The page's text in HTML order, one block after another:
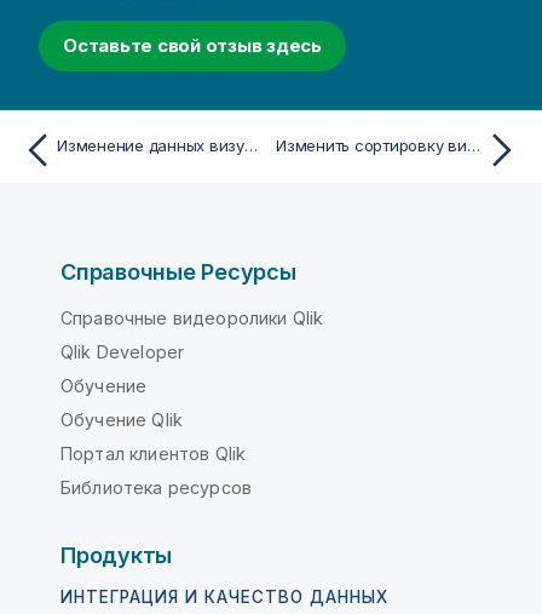
Оставьте свой отзыв здесь
Изменение данных визуализации Изменить сортировку визуализации
Справочные Ресурсы
Справочные видеоролики Qlik
Qlik Developer
Обучение
Обучение Qlik
Портал клиентов Qlik
Библиотека ресурсов
Продукты
ИНТЕГРАЦИЯ И КАЧЕСТВО ДАННЫХ